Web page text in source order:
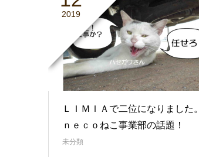
2019
ＬＩＭＩＡで二位になりました。
ｎｅｃｏねこ事業部の話題！
未分類